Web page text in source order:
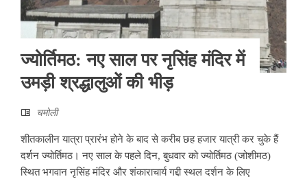
ज्योर्तिमठ: नए साल पर नृसिंह मंदिर में
उमड़ी श्रद्धालुओं की भीड़
चमोली
शीतकालीन यात्रा प्रारंभ होने के बाद से करीब छह हजार यात्री कर चुके हैं
दर्शन ज्योर्तिमठ। नए साल के पहले दिन, बुधवार को ज्योर्तिमठ (जोशीमठ)
स्थित भगवान नृसिंह मंदिर और शंकाराचार्य गद्दी स्थल दर्शन के लिए